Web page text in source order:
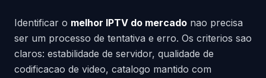
Identificar o melhor IPTV do mercado nao precisa
ser um processo de tentativa e erro. Os criterios sao
claros: estabilidade de servidor, qualidade de
codificacao de video, catalogo mantido com